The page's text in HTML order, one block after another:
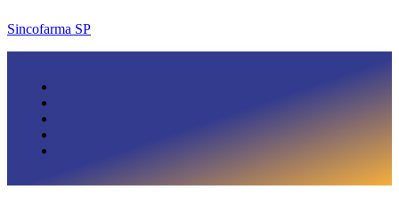
Sincofarma SP